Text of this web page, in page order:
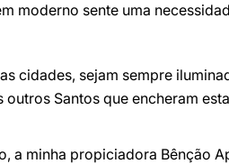
moderno sente uma
cidades, sejam sempre
Santos que encheram
a minha propiciadora Bênção